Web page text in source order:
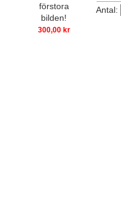
förstora
bilden!
300,00 kr
Antal: